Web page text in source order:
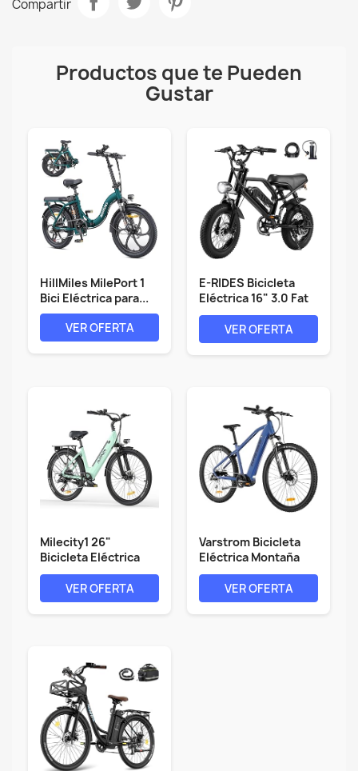
Compartir
Productos que te Pueden
Gustar
HillMiles MilePort 1
Bici Eléctrica para...
VER OFERTA
E-RIDES Bicicleta
Eléctrica 16" 3.0 Fat
Tire,...
VER OFERTA
Milecity1 26"
Bicicleta Eléctrica
para Adultos,...
VER OFERTA
Varstrom Bicicleta
Eléctrica Montaña
Adultos -...
VER OFERTA